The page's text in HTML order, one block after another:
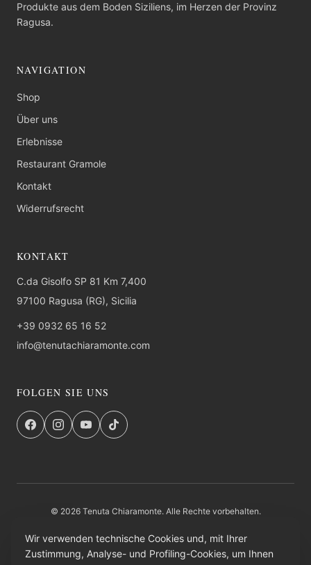
Produkte aus dem Boden Siziliens, im Herzen der Provinz
Ragusa.
NAVIGATION
Shop
Über uns
Erlebnisse
Restaurant Gramole
Kontakt
Widerrufsrecht
KONTAKT
C.da Gisolfo SP 81 Km 7,400
97100 Ragusa (RG), Sicilia
+39 0932 65 16 52
info@tenutachiaramonte.com
FOLGEN SIE UNS
© 2026 Tenuta Chiaramonte. Alle Rechte vorbehalten.
PAGAMENTI SICURI
Wir verwenden technische Cookies und, mit Ihrer
Zustimmung, Analyse- und Profiling-Cookies, um Ihnen